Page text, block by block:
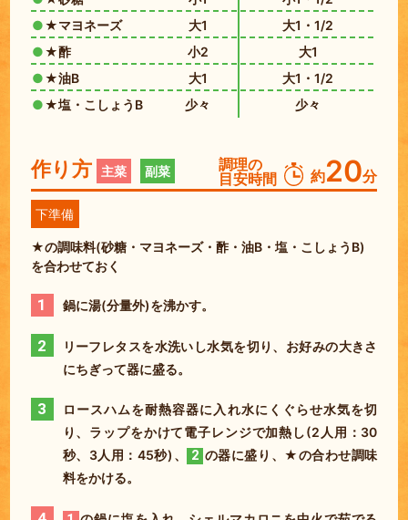
★マヨネーズ
大1
大1・1/2
★酢
小2
大1
★油B
大1
大1・1/2
★塩・こしょうB
少々 少々
作り方 主菜 副菜
調理の
目安時間
約20分
下準備
★の調味料(砂糖・マヨネーズ・酢・油B・塩・こしょうB)
を合わせておく
1 鍋に湯(分量外)を沸かす。
2
リーフレタスを水洗いし水気を切り、お好みの大きさ
にちぎって器に盛る。
3
ロースハムを耐熱容器に入れ水にくぐらせ水気を切
り、ラップをかけて電子レンジで加熱し(2人用：30
秒、3人用：45秒)、
2 の器に盛り、★の合わせ調味
料をかける。